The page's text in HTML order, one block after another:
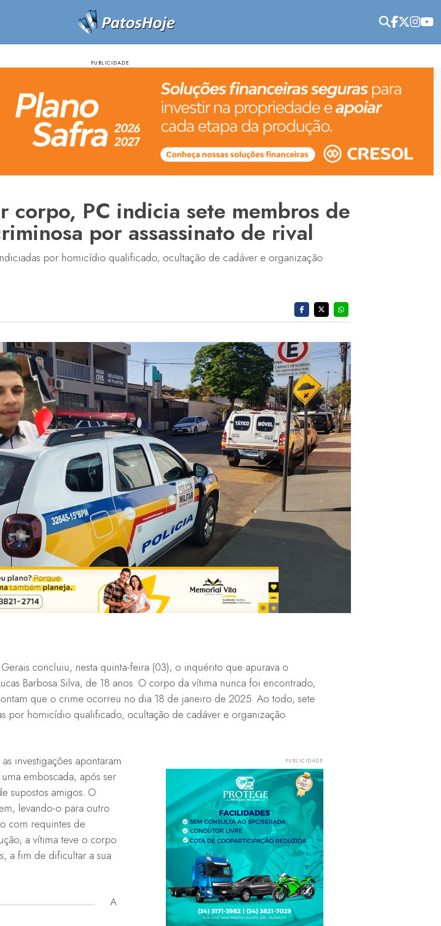
corpo, PC indicia sete membros de
por assassinato de rival
por homicídio qualificado, ocultação de cadáver e organização
concluiu, nesta quinta-feira (03), o inquérito que apurava o
Barbosa Silva, de 18 anos. O corpo da vítima nunca foi encontrado,
que o crime ocorreu no dia 18 de janeiro de 2025. Ao todo, sete
por homicídio qualificado, ocultação de cadáver e organização
investigações apontaram
emboscada, após ser
supostos amigos. O
levando-o para outro
com requintes de
a vítima teve o corpo
a fim de dificultar a sua
A